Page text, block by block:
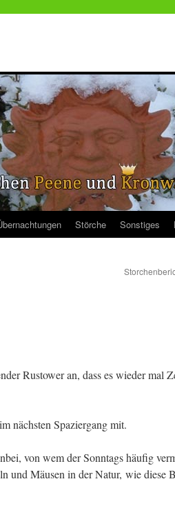
Störche Sonstiges
Rustower an, dass es wieder mal
nächsten Spaziergang mit.
von wem der Sonntags häufig
und Mäusen in der Natur, wie diese